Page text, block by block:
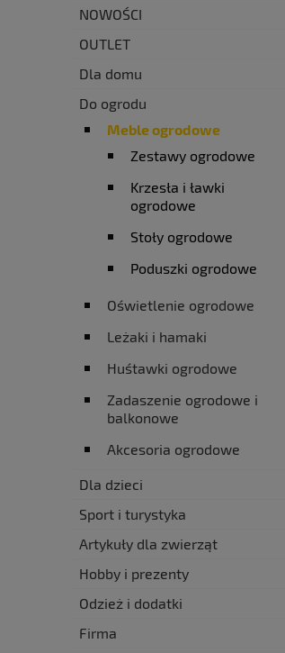
NOWOŚCI
OUTLET
Dla domu
Do ogrodu
Meble ogrodowe
Zestawy ogrodowe
Krzesła i ławki
ogrodowe
Stoły ogrodowe
Poduszki ogrodowe
Oświetlenie ogrodowe
Leżaki i hamaki
Huśtawki ogrodowe
Zadaszenie ogrodowe i
balkonowe
Akcesoria ogrodowe
Dla dzieci
Sport i turystyka
Artykuły dla zwierząt
Hobby i prezenty
Odzież i dodatki
Firma